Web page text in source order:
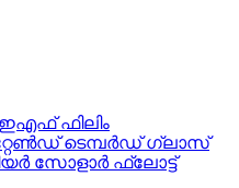
ഫിലിം
ടെമ്പർഡ് ഗ്ലാസ്
സോളാർ ഫ്ലോട്ട്